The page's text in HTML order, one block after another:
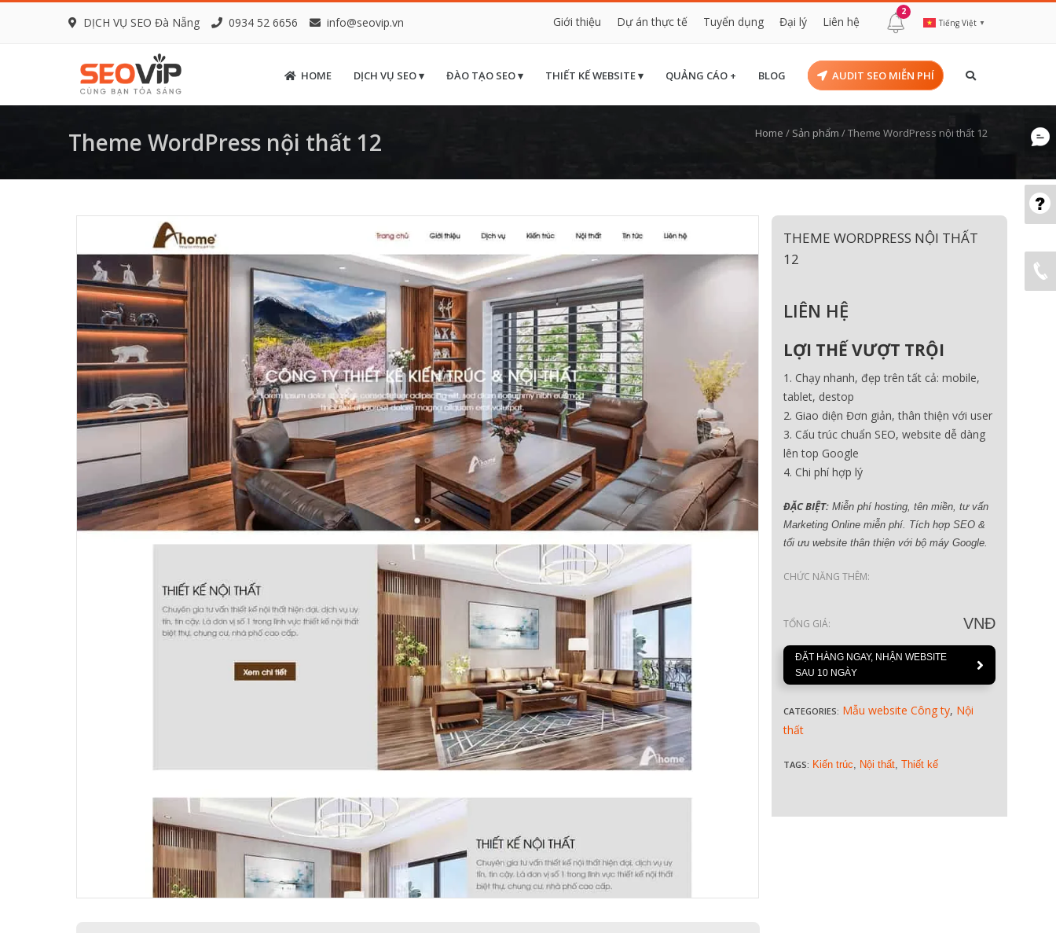
DỊCH VỤ SEO Đà Nẵng 0934 52 6656 info@seovip.vn Giới thiệu Dự án thực tế Tuyển dụng Đại lý Liên hệ
2
Tiếng Việt ▼
HOME DỊCH VỤ SEO ▾ ĐÀO TẠO SEO ▾ THIẾT KẾ WEBSITE ▾ QUẢNG CÁO + BLOG AUDIT SEO MIỄN PHÍ
Theme WordPress nội thất 12 Home / Sản phẩm /Theme WordPress nội thất 12
THEME WORDPRESS NỘI THẤT
12
LIÊN HỆ
LỢI THẾ VƯỢT TRỘI
Chạy nhanh, đẹp trên tất cả: mobile,
tablet, destop
Giao diện Đơn giản, thân thiện với user
Cấu trúc chuẩn SEO, website dễ dàng
lên top Google
Chi phí hợp lý
ĐẶC BIỆT: Miễn phí hosting, tên miền, tư vấn
Marketing Online miễn phí. Tích hợp SEO &
tối ưu website thân thiện với bộ máy Google.
CHỨC NĂNG THÊM:
TỔNG GIÁ: VNĐ
ĐẶT HÀNG NGAY, NHẬN WEBSITE
SAU 10 NGÀY
CATEGORIES: Mẫu website Công ty, Nội
thất
TAGS: Kiến trúc, Nội thất, Thiết kế